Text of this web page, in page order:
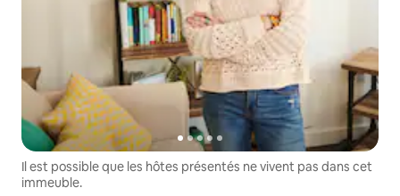
Il est possible que les hôtes présentés ne vivent pas dans cet
immeuble.